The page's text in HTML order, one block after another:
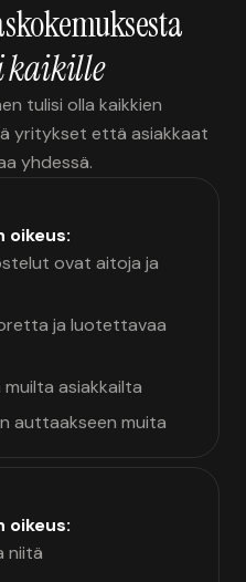
kaikille
tulisi olla kaikkien
yritykset että asiakkaat
yhdessä.
oikeus:
ovat aitoja ja
ja luotettavaa
asiakkailta
auttaakseen muita
oikeus:
niitä